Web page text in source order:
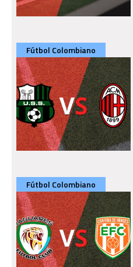
Fútbol Colombiano
Fútbol Colombiano